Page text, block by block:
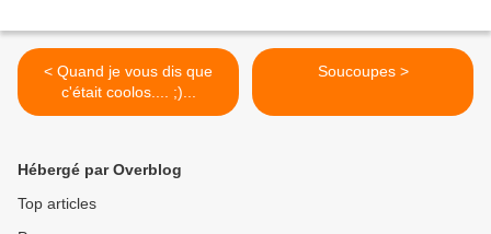
< Quand je vous dis que
c'était coolos.... ;)...
Soucoupes >
Hébergé par Overblog
Top articles